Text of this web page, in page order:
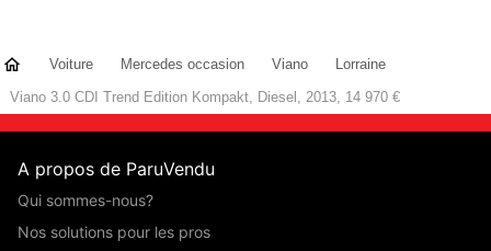
Voiture Mercedes occasion Viano
Lorraine
Viano 3.0 CDI Trend Edition Kompakt, Diesel, 2013, 14 970 €
A propos de ParuVendu
Qui sommes-nous?
Nos solutions pour les pros